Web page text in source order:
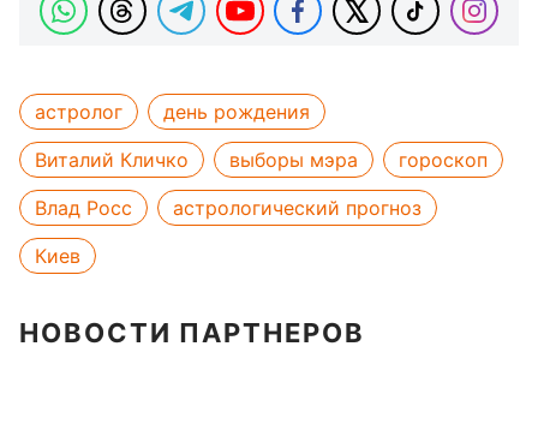
астролог
день рождения
Виталий Кличко
выборы мэра
гороскоп
Влад Росс
астрологический прогноз
Киев
НОВОСТИ ПАРТНЕРОВ